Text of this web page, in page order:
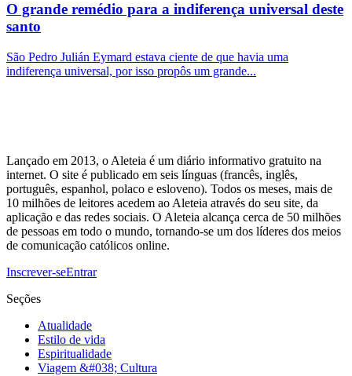
O grande remédio para a indiferença universal deste
santo
São Pedro Julián Eymard estava ciente de que havia uma
indiferença universal, por isso propôs um grande...
Lançado em 2013, o Aleteia é um diário informativo gratuito na
internet. O site é publicado em seis línguas (francês, inglês,
português, espanhol, polaco e esloveno). Todos os meses, mais de
10 milhões de leitores acedem ao Aleteia através do seu site, da
aplicação e das redes sociais. O Aleteia alcança cerca de 50 milhões
de pessoas em todo o mundo, tornando-se um dos líderes dos meios
de comunicação católicos online.
Inscrever-seEntrar
Seções
Atualidade
Estilo de vida
Espiritualidade
Viagem &#038; Cultura